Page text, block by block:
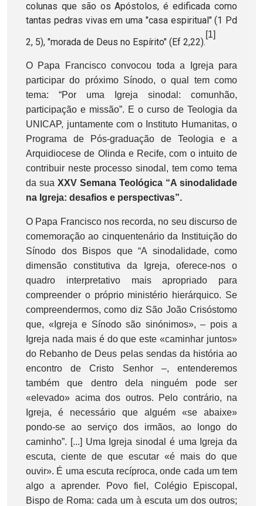
colunas que são os Apóstolos, é edificada como
tantas pedras vivas em uma "casa espiritual" (1 Pd
2, 5), "morada de Deus no Espírito" (Ef 2,22).
[1]
O Papa Francisco convocou toda a Igreja para
participar do próximo Sínodo, o qual tem como
tema: “Por uma Igreja sinodal: comunhão,
participação e missão”. E o curso de Teologia da
UNICAP, juntamente com o Instituto Humanitas, o
Programa de Pós-graduação de Teologia e a
Arquidiocese de Olinda e Recife, com o intuito de
contribuir neste processo sinodal, tem como tema
da sua XXV Semana Teológica “A sinodalidade
na Igreja: desafios e perspectivas”.
O Papa Francisco nos recorda, no seu discurso de
comemoração ao cinquentenário da Instituição do
Sínodo dos Bispos que “A sinodalidade, como
dimensão constitutiva da Igreja, oferece-nos o
quadro interpretativo mais apropriado para
compreender o próprio ministério hierárquico. Se
compreendermos, como diz São João Crisóstomo
que, «Igreja e Sínodo são sinónimos», – pois a
Igreja nada mais é do que este «caminhar juntos»
do Rebanho de Deus pelas sendas da história ao
encontro de Cristo Senhor –, entenderemos
também que dentro dela ninguém pode ser
«elevado» acima dos outros. Pelo contrário, na
Igreja, é necessário que alguém «se abaixe»
pondo-se ao serviço dos irmãos, ao longo do
caminho”. [...] Uma Igreja sinodal é uma Igreja da
escuta, ciente de que escutar «é mais do que
ouvir». É uma escuta recíproca, onde cada um tem
algo a aprender. Povo fiel, Colégio Episcopal,
Bispo de Roma: cada um à escuta um dos outros;